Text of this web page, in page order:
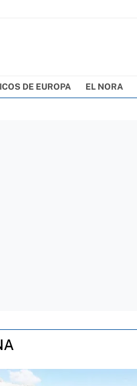
DE EUROPA EL NORA